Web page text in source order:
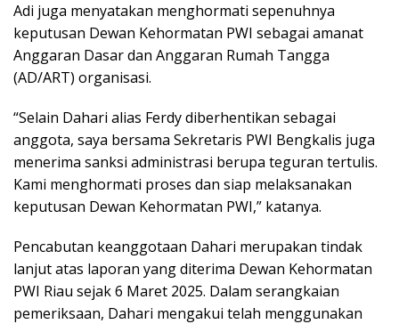
Adi juga menyatakan menghormati sepenuhnya
keputusan Dewan Kehormatan PWI sebagai amanat
Anggaran Dasar dan Anggaran Rumah Tangga
(AD/ART) organisasi.
“Selain Dahari alias Ferdy diberhentikan sebagai
anggota, saya bersama Sekretaris PWI Bengkalis juga
menerima sanksi administrasi berupa teguran tertulis.
Kami menghormati proses dan siap melaksanakan
keputusan Dewan Kehormatan PWI,” katanya.
Pencabutan keanggotaan Dahari merupakan tindak
lanjut atas laporan yang diterima Dewan Kehormatan
PWI Riau sejak 6 Maret 2025. Dalam serangkaian
pemeriksaan, Dahari mengakui telah menggunakan